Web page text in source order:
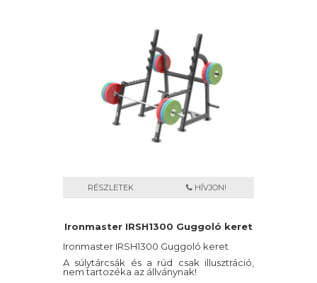
RÉSZLETEK HÍVJON!
Ironmaster IRSH1300 Guggoló keret
Ironmaster IRSH1300 Guggoló keret
A súlytárcsák és a rúd csak illusztráció,
nem tartozéka az állványnak!